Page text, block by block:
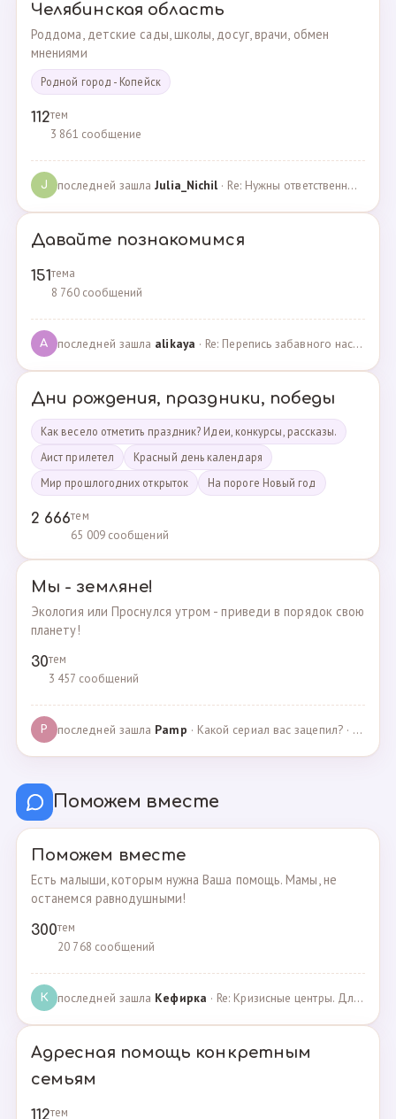
Челябинская область
Роддома, детские сады, школы, досуг, врачи, обмен
мнениями
Родной город - Копейск
112тем
3 861 сообщение
J последней зашлаJulia_Nichil· Re: Нужны ответственные и любящие детей сотрудники … · 22.07.2024
Давайте познакомимся
151тема
8 760 сообщений
A последней зашла alikaya · Re: Перепись забавного населения!!! · 09.09.2023
Дни рождения, праздники, победы
Как весело отметить праздник? Идеи, конкурсы, рассказы.
Аист прилетел
Красный день календаря
Мир прошлогодних открыток
На пороге Новый год
2 666тем
65 009 сообщений
Мы - земляне!
Экология или Проснулся утром - приведи в порядок свою
планету!
30тем
3 457 сообщений
P последней зашла Pamp · Какой сериал вас зацепил? · 07.05.2025
Поможем вместе
Поможем вместе
Есть малыши, которым нужна Ваша помощь. Мамы, не
останемся равнодушными!
300тем
20 768 сообщений
К последней зашла Кефирка · Re: Кризисные центры. Для женщин, попавших в трудн… · 06.03.2022
Адресная помощь конкретным
семьям
112тем